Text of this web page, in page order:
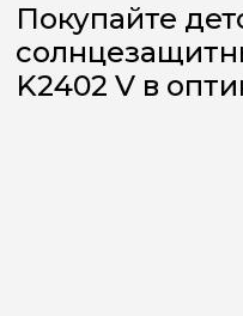
Покупайте
K2402 V в